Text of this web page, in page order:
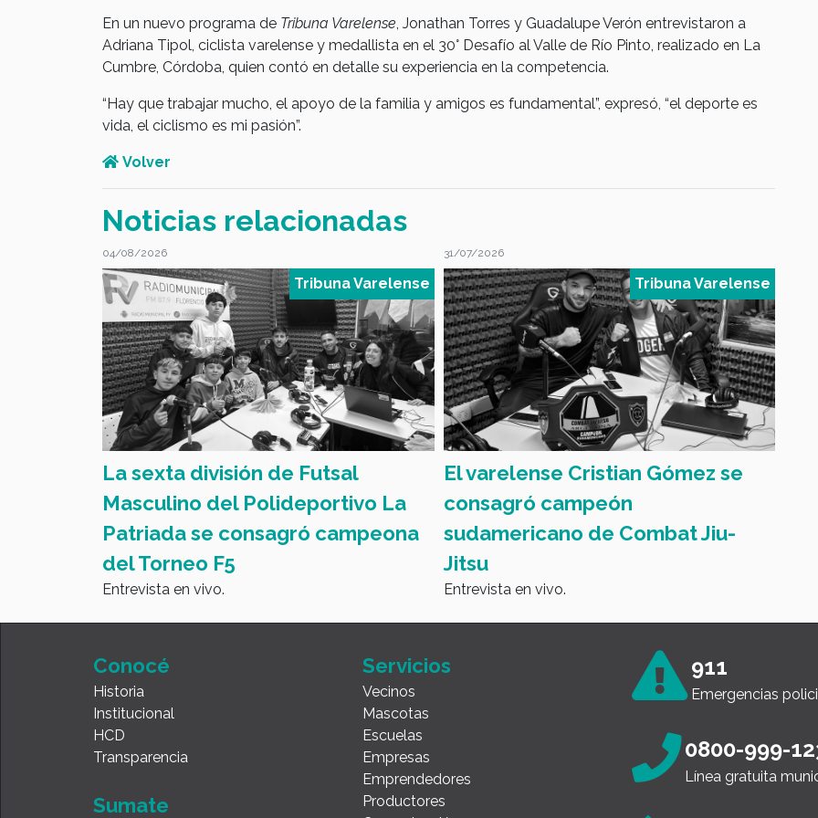
En un nuevo programa de Tribuna Varelense, Jonathan Torres y Guadalupe Verón entrevistaron a
Adriana Tipol, ciclista varelense y medallista en el 30° Desafío al Valle de Río Pinto, realizado en La
Cumbre, Córdoba, quien contó en detalle su experiencia en la competencia.
“Hay que trabajar mucho, el apoyo de la familia y amigos es fundamental”, expresó, “el deporte es
vida, el ciclismo es mi pasión”.
Volver
Noticias relacionadas
04/08/2026
Tribuna Varelense
La sexta división de Futsal
Masculino del Polideportivo La
Patriada se consagró campeona
del Torneo F5
Entrevista en vivo.
31/07/2026
Tribuna Varelense
El varelense Cristian Gómez se
consagró campeón
sudamericano de Combat Jiu-
Jitsu
Entrevista en vivo.
Conocé
Historia
Institucional
HCD
Transparencia
Sumate
Servicios
Vecinos
Mascotas
Escuelas
Empresas
Emprendedores
Productores
911
Emergencias
0800-999-
Línea gratuita